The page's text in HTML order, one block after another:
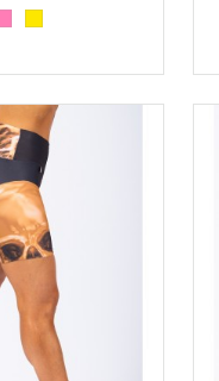
Rosa claro
Amarillo